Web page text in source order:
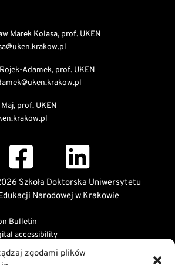
zgodami plików
Marek Kolasa, prof. UKEN
Adamek, prof. UKEN
prof. UKEN
Szkoła Doktorska Uniwersytetu
Narodowej w Krakowie
Bulletin
accessibility
Policy